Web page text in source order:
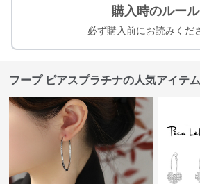
購入時のルール
必ず購入前にお読みくだ
フープ ピアスプラチナの人気アイテム